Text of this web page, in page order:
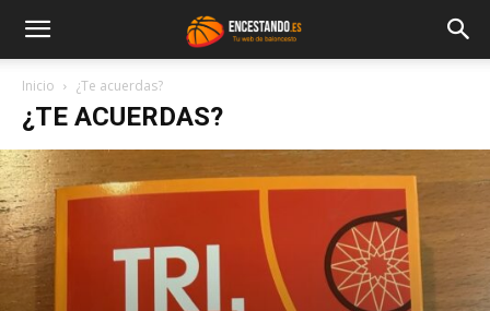
Inicio ¿Te acuerdas?
¿TE ACUERDAS?